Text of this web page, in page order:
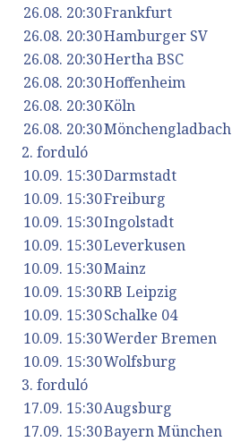
26.08. 20:30Frankfurt
26.08. 20:30Hamburger SV
26.08. 20:30Hertha BSC
26.08. 20:30Hoffenheim
26.08. 20:30Köln
26.08. 20:30Mönchengladbach
2. forduló
10.09. 15:30Darmstadt
10.09. 15:30Freiburg
10.09. 15:30Ingolstadt
10.09. 15:30Leverkusen
10.09. 15:30Mainz
10.09. 15:30RB Leipzig
10.09. 15:30Schalke 04
10.09. 15:30Werder Bremen
10.09. 15:30Wolfsburg
3. forduló
17.09. 15:30Augsburg
17.09. 15:30Bayern München